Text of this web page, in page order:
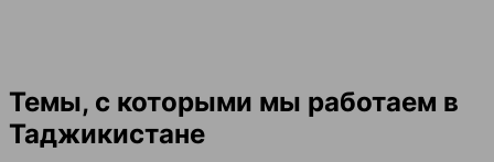
Темы, с которыми мы работаем в
Таджикистане